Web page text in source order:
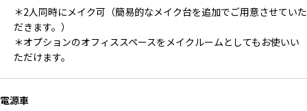
＊2人同時にメイク可（簡易的なメイク台を追加でご用意させていた
だきます。）
＊オプションのオフィススペースをメイクルームとしてもお使いい
ただけます。
電源車